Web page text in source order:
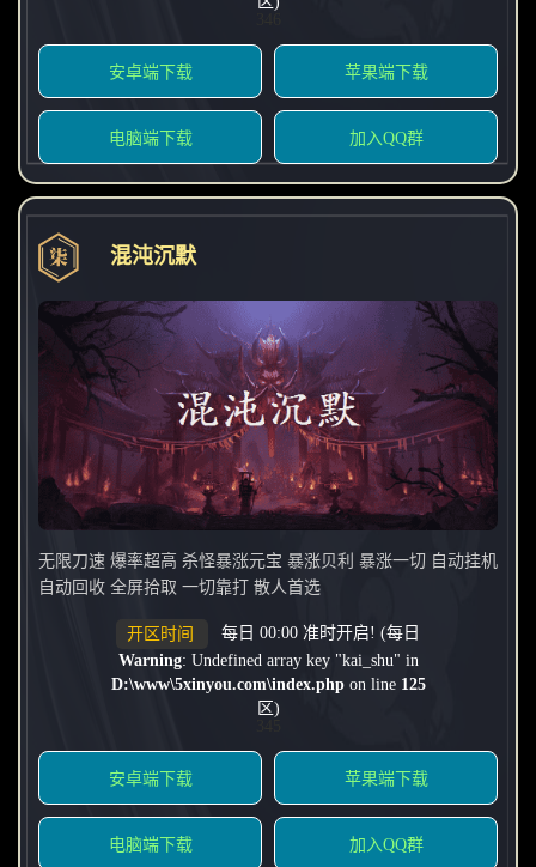
安卓端下载 苹果端下载
电脑端下载 加入QQ群
混沌沉默
无限刀速 爆率超高 杀怪暴涨元宝 暴涨贝利 暴涨一切 自动挂机
自动回收 全屏拾取 一切靠打 散人首选
开区时间
每日 00:00 准时开启! (每日
Warning: Undefined array key "kai_shu" in
D:\www\5xinyou.com\index.phpon line 125
区)
安卓端下载 苹果端下载
电脑端下载 加入QQ群